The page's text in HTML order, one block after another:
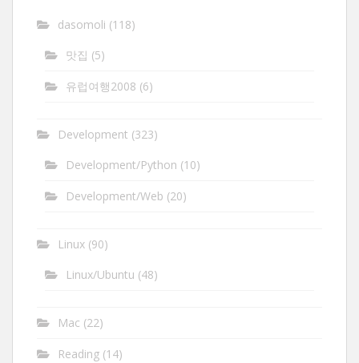
dasomoli (118)
맛집 (5)
유럽여행2008 (6)
Development (323)
Development/Python (10)
Development/Web (20)
Linux (90)
Linux/Ubuntu (48)
Mac (22)
Reading (14)